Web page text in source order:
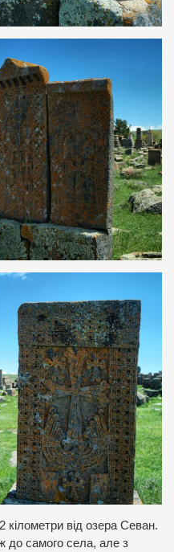
від озера Севан.
до самого села, але з